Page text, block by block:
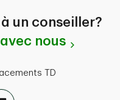
un conseiller?
nous
TD